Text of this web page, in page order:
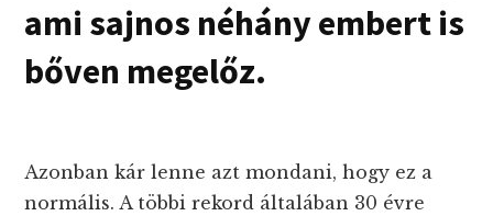
ami sajnos néhány embert is
bőven megelőz.
Azonban kár lenne azt mondani, hogy ez a
normális. A többi rekord általában 30 évre